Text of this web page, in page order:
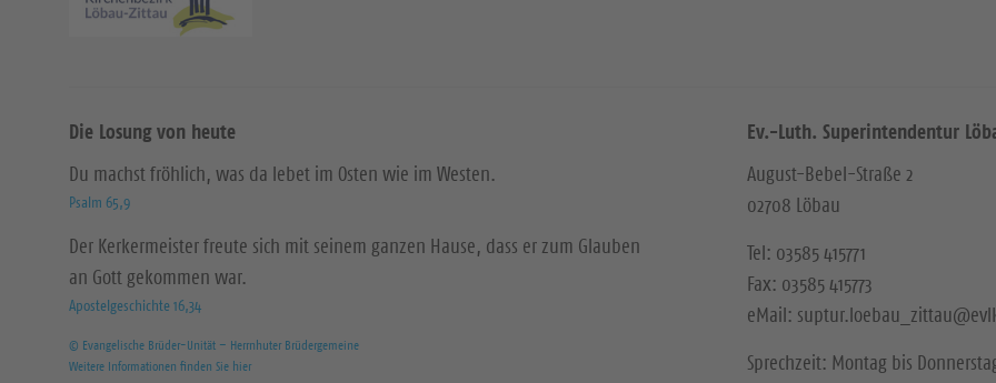
Die Losung von heute
Du machst fröhlich, was da lebet im Osten wie im Westen.
Psalm 65,9
Der Kerkermeister freute sich mit seinem ganzen Hause, dass er zum Glauben
an Gott gekommen war.
Apostelgeschichte 16,34
© Evangelische Brüder-Unität – Herrnhuter Brüdergemeine
Weitere Informationen finden Sie hier
Ev.-Luth. Superintendentur
August-Bebel-Straße 2
02708 Löbau
Tel: 03585 415771
Fax: 03585 415773
eMail:
Sprechzeit: Montag bis